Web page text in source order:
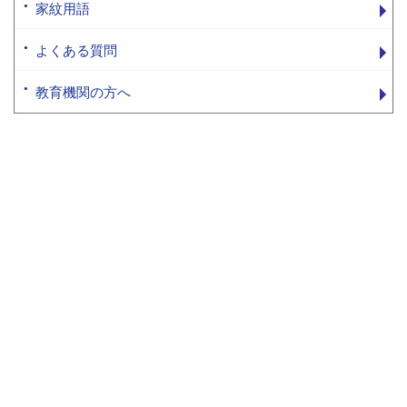
家紋用語
よくある質問
教育機関の方へ